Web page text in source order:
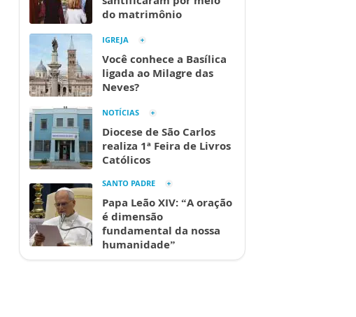
do matrimônio
IGREJA
Você conhece a Basílica
ligada ao Milagre das
Neves?
NOTÍCIAS
Diocese de São Carlos
realiza 1ª Feira de Livros
Católicos
SANTO PADRE
Papa Leão XIV: “A oração
é dimensão
fundamental da nossa
humanidade”